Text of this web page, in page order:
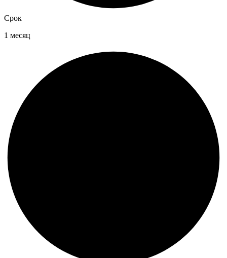
Срок
1 месяц